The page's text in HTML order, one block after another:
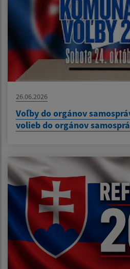
26.06.2026
Voľby do orgánov
volieb do orgánov